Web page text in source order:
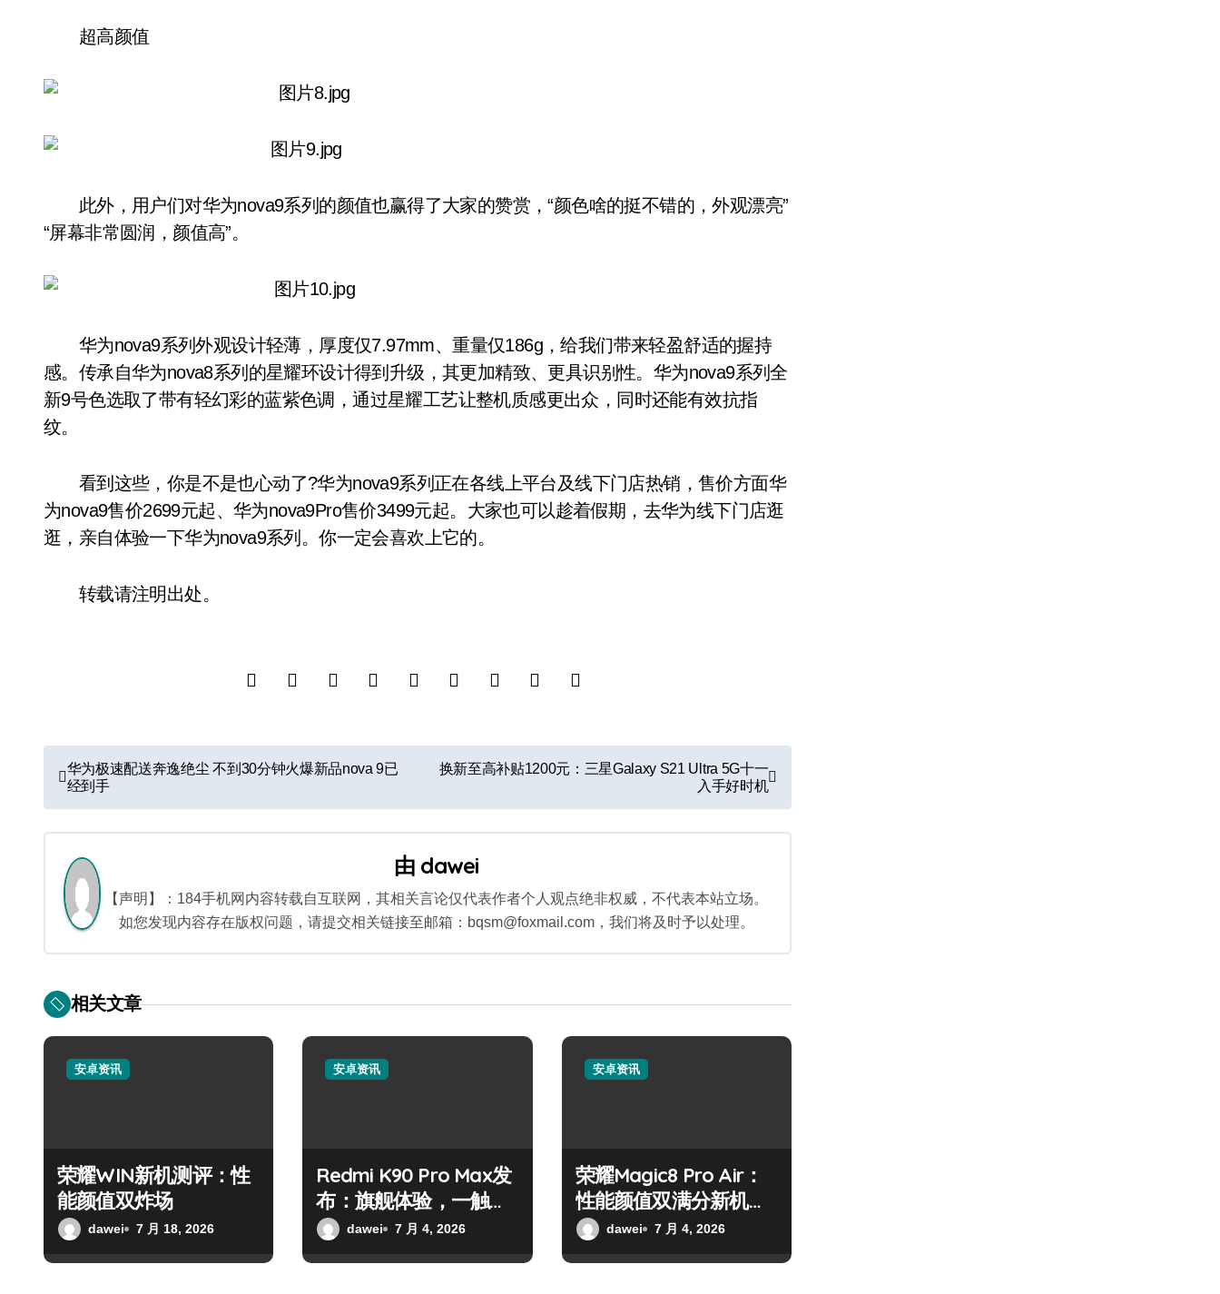
超高颜值
此外，用户们对华为nova9系列的颜值也赢得了大家的赞赏，“颜色啥的挺不错的，外观漂亮”
“屏幕非常圆润，颜值高”。
华为nova9系列外观设计轻薄，厚度仅7.97mm、重量仅186g，给我们带来轻盈舒适的握持
感。传承自华为nova8系列的星耀环设计得到升级，其更加精致、更具识别性。华为nova9系列全
新9号色选取了带有轻幻彩的蓝紫色调，通过星耀工艺让整机质感更出众，同时还能有效抗指
纹。
看到这些，你是不是也心动了?华为nova9系列正在各线上平台及线下门店热销，售价方面华
为nova9售价2699元起、华为nova9Pro售价3499元起。大家也可以趁着假期，去华为线下门店逛
逛，亲自体验一下华为nova9系列。你一定会喜欢上它的。
转载请注明出处。
文
章
导
航
华为极速配送奔逸绝尘 不到30分钟火爆新品nova 9已
经到手
换新至高补贴1200元：三星Galaxy S21 Ultra 5G十一
入手好时机
由 dawei
【声明】：184手机网内容转载自互联网，其相关言论仅代表作者个人观点绝非权威，不代表本站立场。
如您发现内容存在版权问题，请提交相关链接至邮箱：bqsm@foxmail.com，我们将及时予以处理。
相关文章
安卓资讯
荣耀WIN新机测评：性
能颜值双炸场
dawei 7 月 18, 2026
安卓资讯
Redmi K90 Pro Max发
布：旗舰体验，一触即
发！dawei 7 月 4, 2026
安卓资讯
荣耀Magic8 Pro Air：
性能颜值双满分新机速
览
dawei 7 月 4, 2026